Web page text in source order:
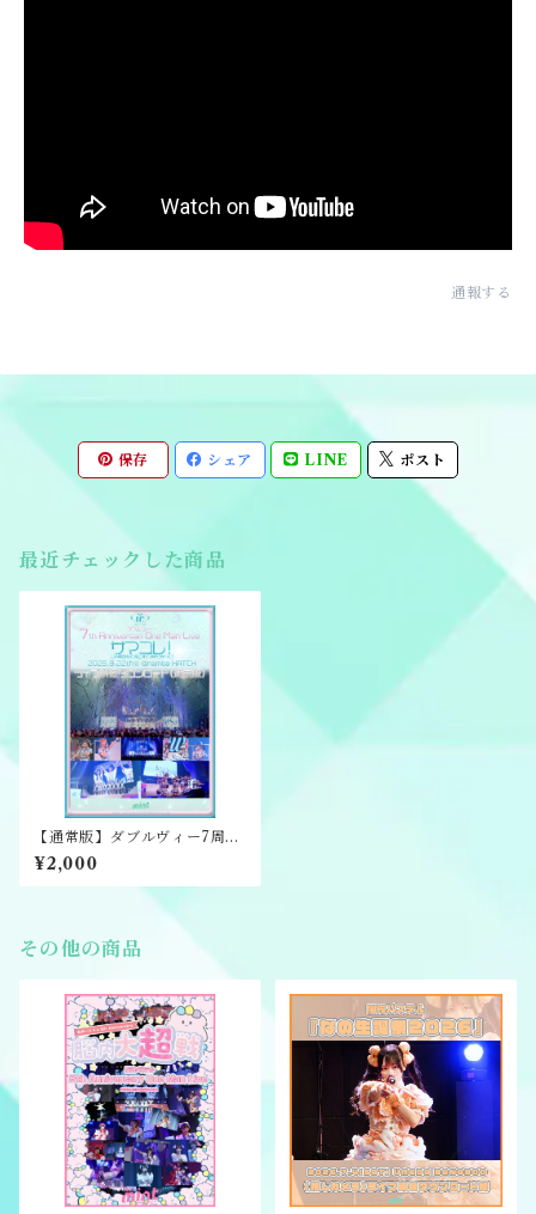
通報する
保存 シェア LINE ポスト
最近チェックした商品
【通常版】ダブルヴィー7周年
ワンマンライブライブ映像ダ
ウンロード版
¥2,000
その他の商品